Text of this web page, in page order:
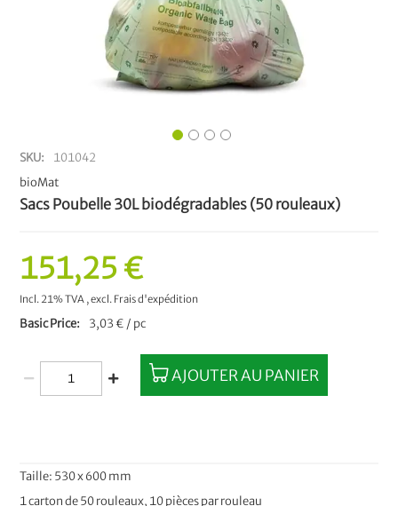
SKU
101042
bioMat
Sacs Poubelle 30L biodégradables (50 rouleaux)
Taille: 530 x 600 mm
1 carton de 50 rouleaux, 10 pièces par rouleau
151,25 €
Incl. 21% TVA ,excl. Frais d'expédition
Basic Price 3,03 € / pc
AJOUTER AU PANIER